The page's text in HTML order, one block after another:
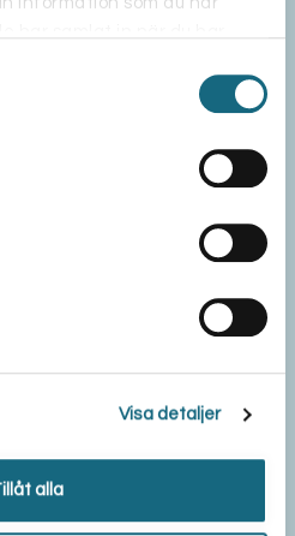
Visa detaljer
alla